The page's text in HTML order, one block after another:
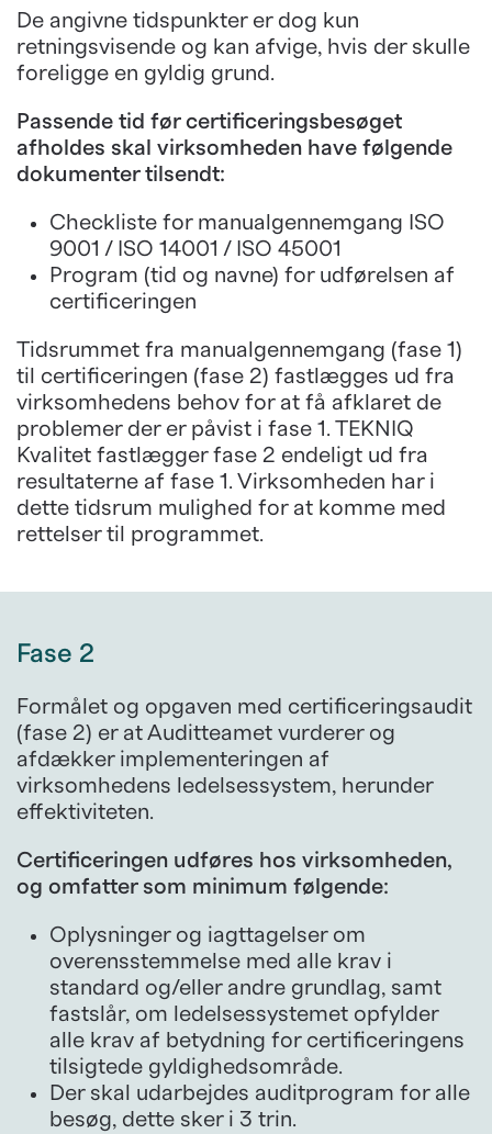
De angivne tidspunkter er dog kun
retningsvisende og kan afvige, hvis der skulle
foreligge en gyldig grund.
Passende tid før certificeringsbesøget
afholdes skal virksomheden have følgende
dokumenter tilsendt:
Checkliste for manualgennemgang ISO
9001 / ISO 14001 / ISO 45001
Program (tid og navne) for udførelsen af
certificeringen
Tidsrummet fra manualgennemgang (fase 1)
til certificeringen (fase 2) fastlægges ud fra
virksomhedens behov for at få afklaret de
problemer der er påvist i fase 1. TEKNIQ
Kvalitet fastlægger fase 2 endeligt ud fra
resultaterne af fase 1. Virksomheden har i
dette tidsrum mulighed for at komme med
rettelser til programmet.
Fase 2
Formålet og opgaven med certificeringsaudit
(fase 2) er at Auditteamet vurderer og
afdækker implementeringen af
virksomhedens ledelsessystem, herunder
effektiviteten.
Certificeringen udføres hos virksomheden,
og omfatter som minimum følgende:
Oplysninger og iagttagelser om
overensstemmelse med alle krav i
standard og/eller andre grundlag, samt
fastslår, om ledelsessystemet opfylder
alle krav af betydning for certificeringens
tilsigtede gyldighedsområde.
Der skal udarbejdes auditprogram for alle
besøg, dette sker i 3 trin.